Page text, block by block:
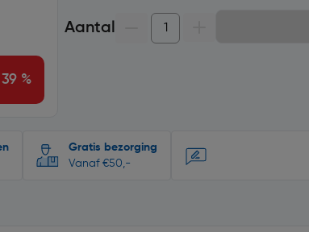
%
Aantal
Gratis bezorging
Vanaf €50,-